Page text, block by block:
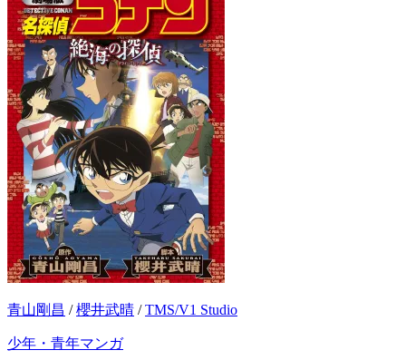
青山剛昌 /櫻井武晴 /TMS/V1 Studio
少年・青年マンガ